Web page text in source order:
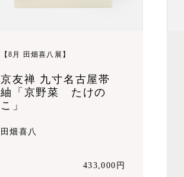
【8月 田畑喜八展】
京友禅 九寸名古屋帯
紬「京野菜 たけの
こ」
田畑喜八
433,000円